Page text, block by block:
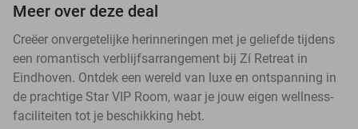
Meer over deze deal
Creëer onvergetelijke herinneringen met je geliefde tijdens
een romantisch verblijfsarrangement bij Zí Retreat in
Eindhoven. Ontdek een wereld van luxe en ontspanning in
de prachtige Star VIP Room, waar je jouw eigen wellness-
faciliteiten tot je beschikking hebt.